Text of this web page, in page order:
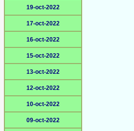
19-oct-2022
17-oct-2022
16-oct-2022
15-oct-2022
13-oct-2022
12-oct-2022
10-oct-2022
09-oct-2022